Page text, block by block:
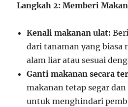
Langkah 2: Memberi
Kenali makanan ulat:
dari tanaman yang biasa
alam liar atau sesuai
Ganti makanan secara
makanan tetap segar
untuk menghindari